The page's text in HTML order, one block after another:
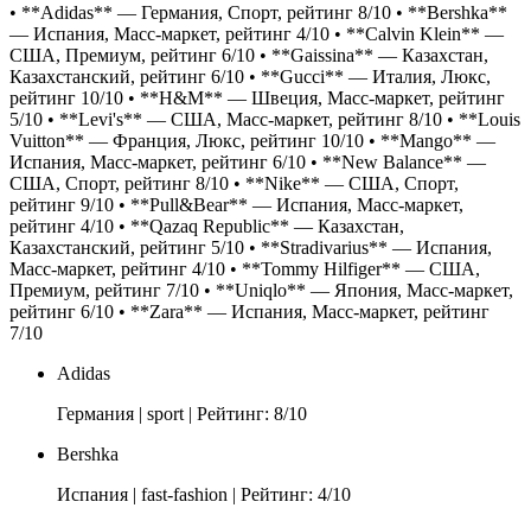
• **Adidas** — Германия, Спорт, рейтинг 8/10 • **Bershka**
— Испания, Масс-маркет, рейтинг 4/10 • **Calvin Klein** —
США, Премиум, рейтинг 6/10 • **Gaissina** — Казахстан,
Казахстанский, рейтинг 6/10 • **Gucci** — Италия, Люкс,
рейтинг 10/10 • **H&M** — Швеция, Масс-маркет, рейтинг
5/10 • **Levi's** — США, Масс-маркет, рейтинг 8/10 • **Louis
Vuitton** — Франция, Люкс, рейтинг 10/10 • **Mango** —
Испания, Масс-маркет, рейтинг 6/10 • **New Balance** —
США, Спорт, рейтинг 8/10 • **Nike** — США, Спорт,
рейтинг 9/10 • **Pull&Bear** — Испания, Масс-маркет,
рейтинг 4/10 • **Qazaq Republic** — Казахстан,
Казахстанский, рейтинг 5/10 • **Stradivarius** — Испания,
Масс-маркет, рейтинг 4/10 • **Tommy Hilfiger** — США,
Премиум, рейтинг 7/10 • **Uniqlo** — Япония, Масс-маркет,
рейтинг 6/10 • **Zara** — Испания, Масс-маркет, рейтинг
7/10
Adidas
Германия | sport | Рейтинг: 8/10
Bershka
Испания | fast-fashion | Рейтинг: 4/10